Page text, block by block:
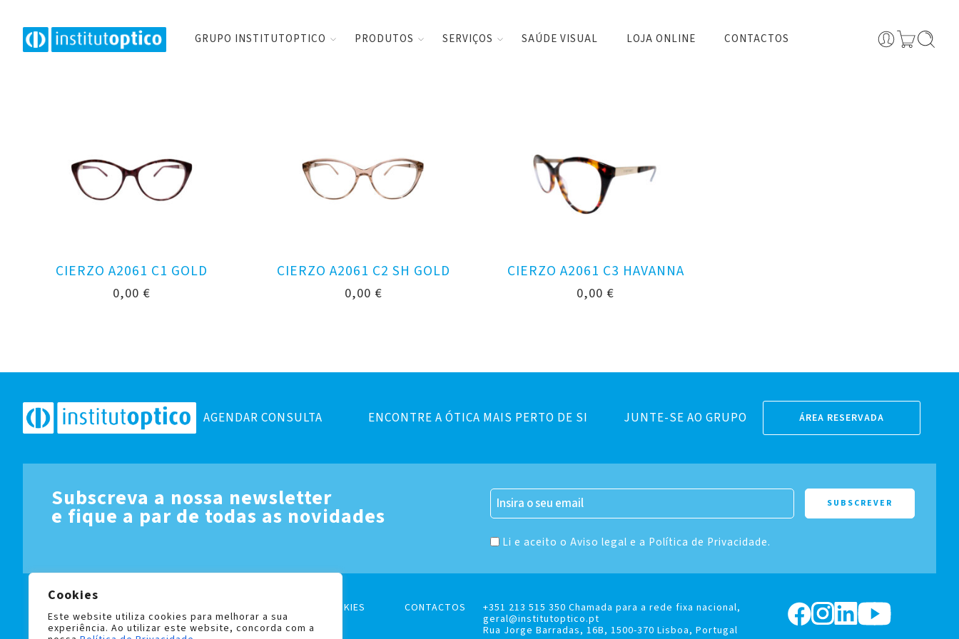
Cookies
Este website utiliza cookies para melhorar a sua
experiência. Ao utilizar este website, concorda com a
GRUPO INSTITUTOPTICO PRODUTOS SERVIÇOS SAÚDE VISUAL LOJA ONLINE CONTACTOS
CIERZO A2061 C1 GOLD
0,00 €
CIERZO A2061 C2 SH GOLD
0,00 €
CIERZO A2061 C3 HAVANNA
0,00 €
AGENDAR CONSULTA ENCONTRE A ÓTICA MAIS PERTO DE SI JUNTE-SE AO GRUPO ÁREA RESERVADA
Subscreva a nossa newsletter
e fique a par de todas as novidades
Li e aceito o Aviso legal e a Política de Privacidade.
POLÍTICA DE PRIVACIDADE E COOKIES CONTACTOS
+351 213 515 350 Chamada para a rede fixa nacional,
geral@institutoptico.pt
Rua Jorge Barradas, 16B, 1500-370 Lisboa, Portugal